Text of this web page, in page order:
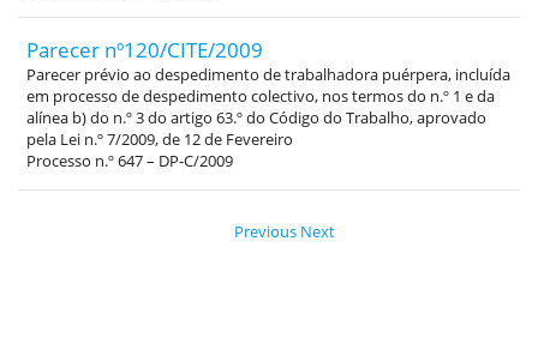
Parecer nº120/CITE/2009
Parecer prévio ao despedimento de trabalhadora puérpera, incluída
em processo de despedimento colectivo, nos termos do n.º 1 e da
alínea b) do n.º 3 do artigo 63.º do Código do Trabalho, aprovado
pela Lei n.º 7/2009, de 12 de Fevereiro
Processo n.º 647 – DP-C/2009
Previous Next